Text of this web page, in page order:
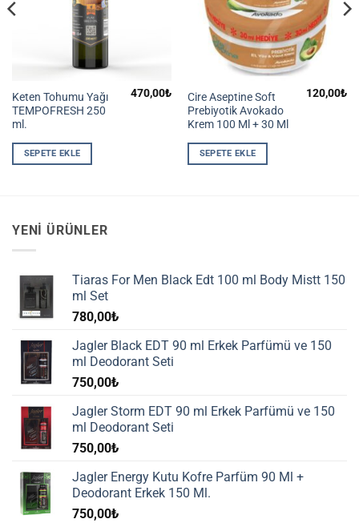
Keten Tohumu Yağı
TEMPOFRESH 250
ml.
470,00₺
SEPETE EKLE
Cire Aseptine Soft
Prebiyotik Avokado
Krem 100 Ml + 30 Ml
120,00₺
SEPETE EKLE
YENI ÜRÜNLER
Tiaras For Men Black Edt 100 ml Body Mistt 150
ml Set
780,00₺
Jagler Black EDT 90 ml Erkek Parfümü ve 150
ml Deodorant Seti
750,00₺
Jagler Storm EDT 90 ml Erkek Parfümü ve 150
ml Deodorant Seti
750,00₺
Jagler Energy Kutu Kofre Parfüm 90 Ml +
Deodorant Erkek 150 Ml.
750,00₺